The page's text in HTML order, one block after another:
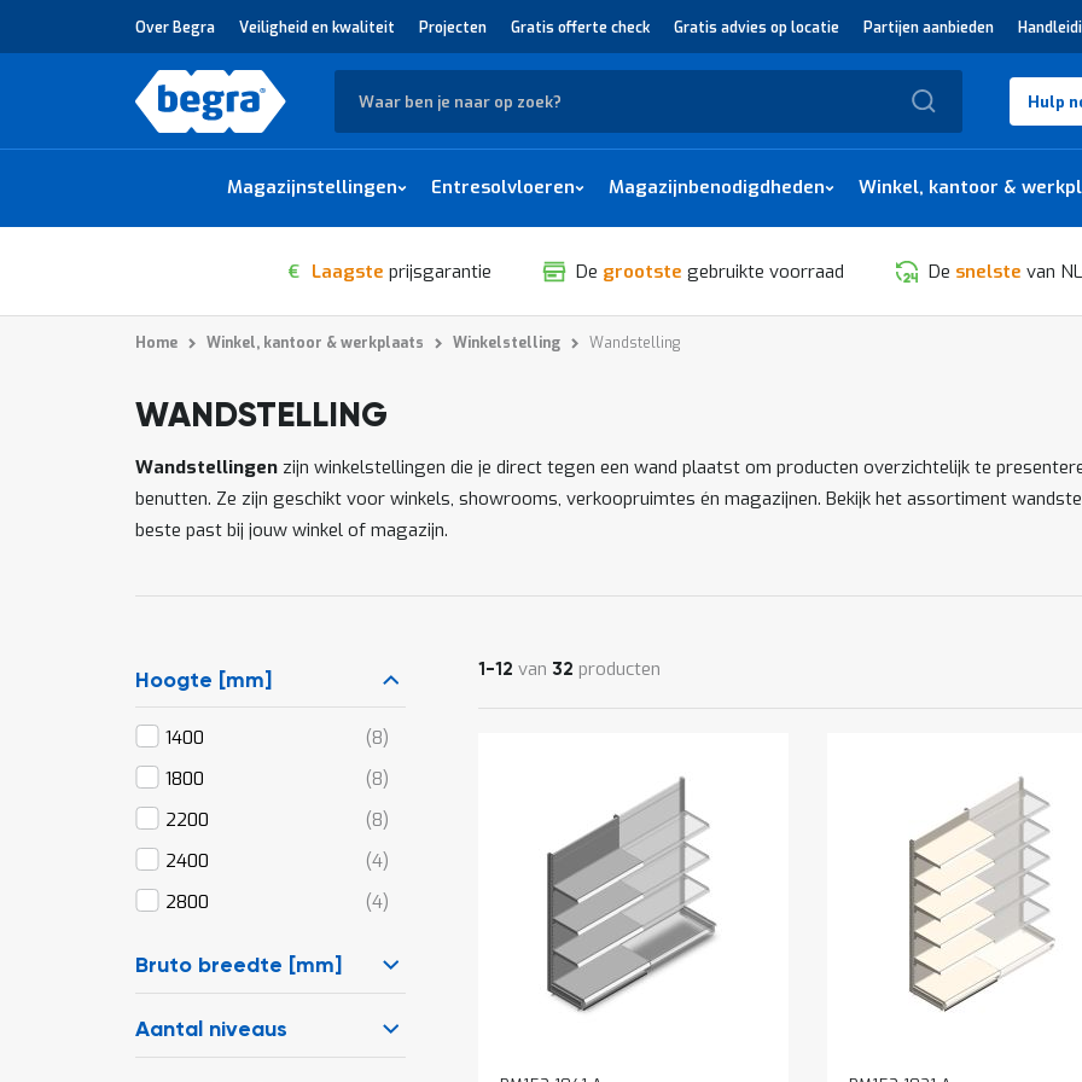
Over Begra Veiligheid en kwaliteit Projecten Gratis offerte check Gratis advies op locatie Partijen aanbieden
Zoek Hulp
Magazijnstellingen Entresolvloeren Magazijnbenodigdheden Winkel, kantoor &
€ Laagste prijsgarantie De grootste gebruikte voorraad De snelste van
Home Winkel, kantoor & werkplaats Winkelstelling Wandstelling
WANDSTELLING
Wandstellingen zijn winkelstellingen die je direct tegen een wand plaatst om producten overzichtelijk te
benutten. Ze zijn geschikt voor winkels, showrooms, verkoopruimtes én magazijnen. Bekijk het assortiment
beste past bij jouw winkel of magazijn.
Hoogte [mm]
1400 8
producten
1800
8
producten
2200
8
producten
2400
4
producten
2800
4
producten
Bruto breedte [mm]
Aantal niveaus
1 -12 van 32 producten